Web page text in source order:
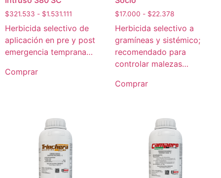
$321.533 - $1.531.111
Herbicida selectivo de
aplicación en pre y post
emergencia temprana…
Comprar
$17.000 - $22.378
Herbicida selectivo a
gramíneas y sistémico;
recomendado para
controlar malezas…
Comprar